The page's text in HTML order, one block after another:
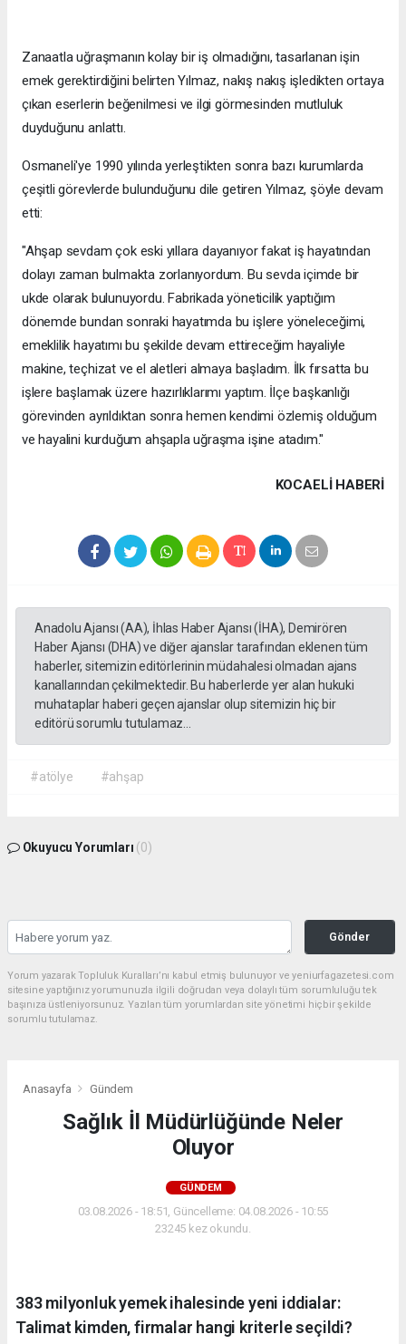
Zanaatla uğraşmanın kolay bir iş olmadığını, tasarlanan işin
emek gerektirdiğini belirten Yılmaz, nakış nakış işledikten ortaya
çıkan eserlerin beğenilmesi ve ilgi görmesinden mutluluk
duyduğunu anlattı.
Osmaneli'ye 1990 yılında yerleştikten sonra bazı kurumlarda
çeşitli görevlerde bulunduğunu dile getiren Yılmaz, şöyle devam
etti:
"Ahşap sevdam çok eski yıllara dayanıyor fakat iş hayatından
dolayı zaman bulmakta zorlanıyordum. Bu sevda içimde bir
ukde olarak bulunuyordu. Fabrikada yöneticilik yaptığım
dönemde bundan sonraki hayatımda bu işlere yöneleceğimi,
emeklilik hayatımı bu şekilde devam ettireceğim hayaliyle
makine, teçhizat ve el aletleri almaya başladım. İlk fırsatta bu
işlere başlamak üzere hazırlıklarımı yaptım. İlçe başkanlığı
görevinden ayrıldıktan sonra hemen kendimi özlemiş olduğum
ve hayalini kurduğum ahşapla uğraşma işine atadım."
KOCAELI HABERİ
Anadolu Ajansı (AA), İhlas Haber Ajansı (İHA), Demirören
Haber Ajansı (DHA) ve diğer ajanslar tarafından eklenen tüm
haberler, sitemizin editörlerinin müdahalesi olmadan ajans
kanallarından çekilmektedir. Bu haberlerde yer alan hukuki
muhataplar haberi geçen ajanslar olup sitemizin hiç bir
editörü sorumlu tutulamaz...
#atölye #ahşap
Okuyucu Yorumları (0)
Gönder
Yorum yazarak Topluluk Kuralları’nı kabul etmiş bulunuyor ve yeniurfagazetesi.com
sitesine yaptığınız yorumunuzla ilgili doğrudan veya dolaylı tüm sorumluluğu tek
başınıza üstleniyorsunuz. Yazılan tüm yorumlardan site yönetimi hiçbir şekilde
sorumlu tutulamaz.
Anasayfa Gündem
Sağlık İl Müdürlüğünde Neler
Oluyor
GÜNDEM
03.08.2026 - 18:51, Güncelleme: 04.08.2026 - 10:55
23245 kez okundu.
383 milyonluk yemek ihalesinde yeni iddialar:
Talimat kimden, firmalar hangi kriterle seçildi?